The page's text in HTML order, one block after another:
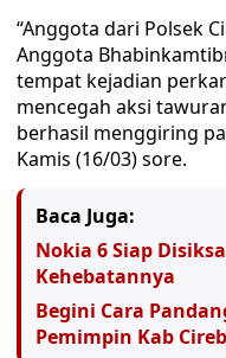
“Anggota dari Polsek
Anggota
tempat kejadian
mencegah aksi
berhasil menggiring
Kamis (16/03) sore.
Baca Juga:
Nokia 6 Siap
Kehebatannya
Begini Cara
Pemimpin Kab